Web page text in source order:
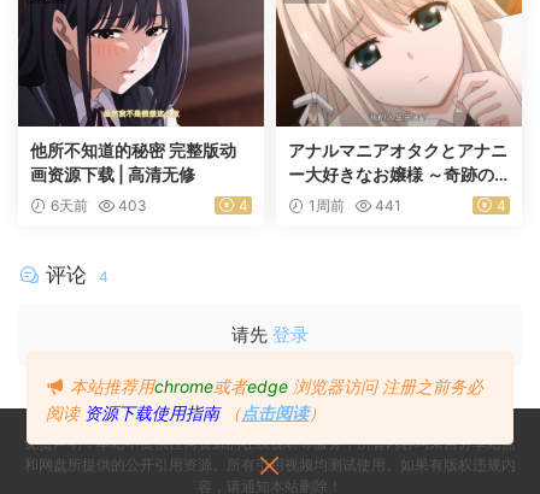
他所不知道的秘密 完整版动
画资源下载 | 高清无修
6天前 403 4
アナルマニアオタクとアナニ
ー大好きなお嬢様 ～奇跡の
マッチング～ 前編
1周前 441 4
评论 4
请先 登录
免责声明：本站不提供任何资源的在线视听等服务，所有内容均来自分享站点
和网盘所提供的公开引用资源。所有引用视频均测试使用。如果有版权违规内
容，请通知本站删除！
本站推荐用chrome或者edge 浏览器访问 注册之前务必
阅读 资源下载使用指南 （点击阅读）